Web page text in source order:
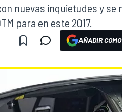
nuevas inquietudes y
para en este 2017.
AÑADIR